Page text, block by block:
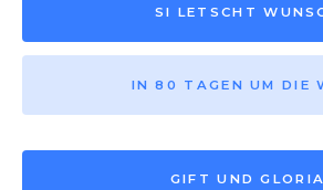
SI LETSCHT
IN 80 TAGEN UM DIE
GIFT UND GLORIA